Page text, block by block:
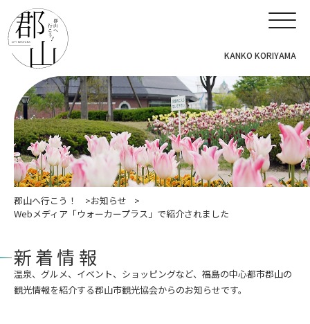
KANKO KORIYAMA
郡山へ行こう！
お知らせ
Webメディア「ウォーカープラス」で紹介されました
新着情報
温泉、グルメ、イベント、ショッピングなど、福島の中心都市郡山の
観光情報を紹介する郡山市観光協会からのお知らせです。